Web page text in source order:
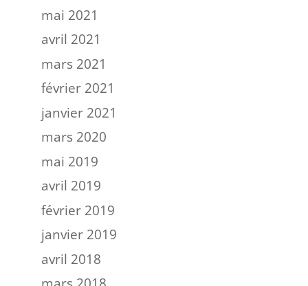
mai 2021
avril 2021
mars 2021
février 2021
janvier 2021
mars 2020
mai 2019
avril 2019
février 2019
janvier 2019
avril 2018